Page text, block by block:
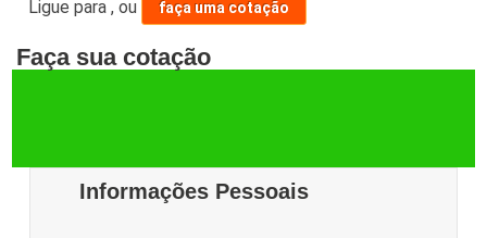
Ligue para,ou faça uma cotação
Faça sua cotação
Informações Pessoais